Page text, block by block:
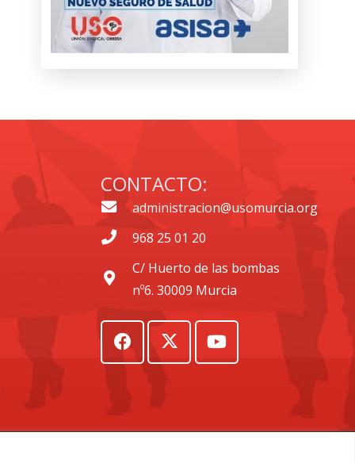
CONTACTO:
administracion@usomurcia.org
968 25 01 20
C/ Huerto de las bombas
nº6. 30009 Murcia